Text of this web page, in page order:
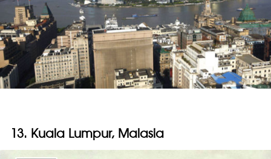
13. Kuala Lumpur, Malasia